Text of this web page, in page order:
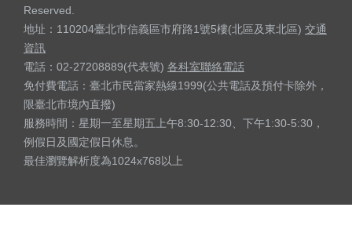
Reserved.
地址：110204臺北市信義區市府路1號5樓(北區及東北區) 交通
資訊
電話：02-27208889(代表號) 各科室聯絡電話
免付費電話：臺北市民當家熱線1999(公共電話及預付卡除外，
限臺北市境內直撥)
服務時間：星期一至星期五上午8:30-12:30、下午1:30-5:30，
例假日及國定假日休息。
最佳瀏覽解析度為1024x768以上